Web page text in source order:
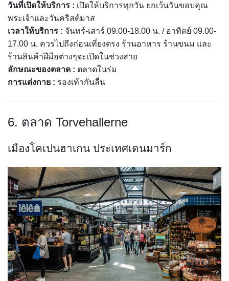
วันที่เปิดให้บริการ : เปิดให้บริการทุกวัน ยกเว้นวันขอบคุณ
พระเจ้าและวันคริสต์มาส
เวลาให้บริการ : จันทร์-เสาร์ 09.00-18.00 น. / อาทิตย์ 09.00-
17.00 น. ควรไปถึงก่อนเที่ยงตรง ร้านอาหาร ร้านขนม และ
ร้านสินค้าฝีมือต่างๆจะเปิดในช่วงสาย
ลักษณะของตลาด : ตลาดในร่ม
การแต่งกาย : รองเท้ากันลื่น
6. ตลาด Torvehallerne
เมืองโคเปนฮาเกน ประเทศเดนมาร์ก